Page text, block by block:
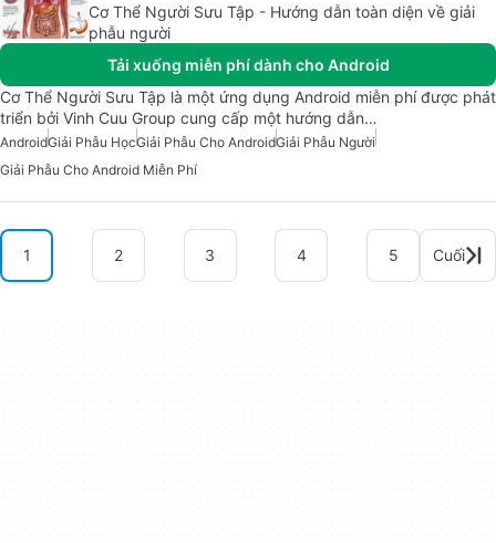
Cơ Thể Người Sưu Tập - Hướng dẫn toàn diện về giải
phẫu người
Tải xuống miễn phí dành cho Android
Cơ Thể Người Sưu Tập là một ứng dụng Android miễn phí được phát
triển bởi Vinh Cuu Group cung cấp một hướng dẫn…
AndroidGiải Phẫu HọcGiải Phẫu Cho AndroidGiải Phẫu Người
Giải Phẫu Cho Android Miễn Phí
1 2 3 4 5 Cuối